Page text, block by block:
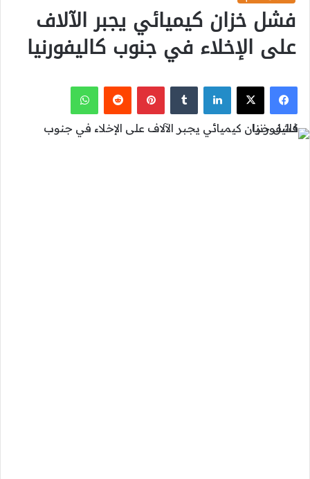
فشل خزان كيميائي يجبر الآلاف
على الإخلاء في جنوب كاليفورنيا
فيسبوك
‫X لينكدإن بينتيريست واتساب